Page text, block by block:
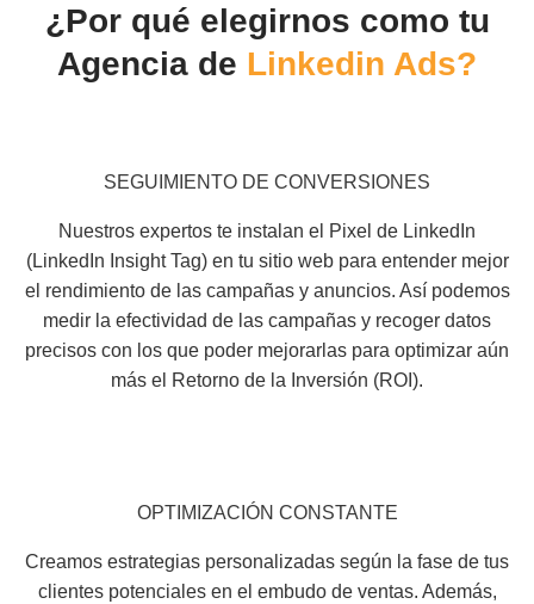
¿Por qué elegirnos como tu
Agencia de Linkedin Ads?
SEGUIMIENTO DE CONVERSIONES
Nuestros expertos te instalan el Pixel de LinkedIn
(LinkedIn Insight Tag) en tu sitio web para entender mejor
el rendimiento de las campañas y anuncios. Así podemos
medir la efectividad de las campañas y recoger datos
precisos con los que poder mejorarlas para optimizar aún
más el Retorno de la Inversión (ROI).
OPTIMIZACIÓN CONSTANTE
Creamos estrategias personalizadas según la fase de tus
clientes potenciales en el embudo de ventas. Además,